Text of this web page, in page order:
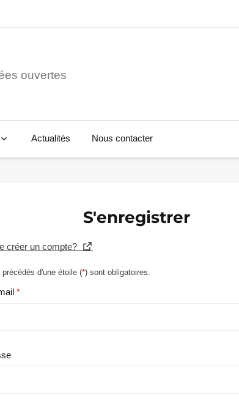
ouvertes
Actualités Nous contacter
S'enregistrer
créer un compte?
d'une étoile (*) sont obligatoires.